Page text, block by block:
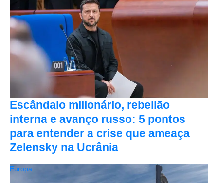
Escândalo milionário, rebelião
interna e avanço russo: 5 pontos
para entender a crise que ameaça
Zelensky na Ucrânia
Europa